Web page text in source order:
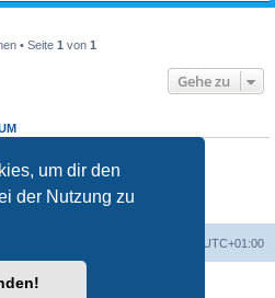
um dir den
der Nutzung zu
• Seite 1 von 1
Gehe zu
Forum erstellen.
nichtändern.
nicht löschen.
UTC+01:00
Software © phpBB Limited